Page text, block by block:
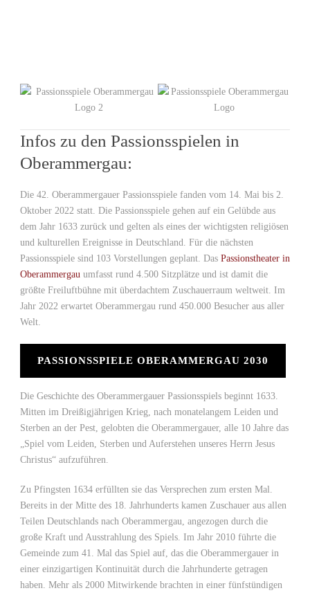
Infos zu den Passionsspielen in
Oberammergau:
Die 42. Oberammergauer Passionsspiele fanden vom 14. Mai bis 2.
Oktober 2022 statt. Die Passionsspiele gehen auf ein Gelübde aus
dem Jahr 1633 zurück und gelten als eines der wichtigsten religiösen
und kulturellen Ereignisse in Deutschland. Für die nächsten
Passionsspiele sind 103 Vorstellungen geplant. Das Passionstheater in
Oberammergau umfasst rund 4.500 Sitzplätze und ist damit die
größte Freiluftbühne mit überdachtem Zuschauerraum weltweit. Im
Jahr 2022 erwartet Oberammergau rund 450.000 Besucher aus aller
Welt.
PASSIONSSPIELE OBERAMMERGAU 2030
Die Geschichte des Oberammergauer Passionsspiels beginnt 1633.
Mitten im Dreißigjährigen Krieg, nach monatelangem Leiden und
Sterben an der Pest, gelobten die Oberammergauer, alle 10 Jahre das
„Spiel vom Leiden, Sterben und Auferstehen unseres Herrn Jesus
Christus“ aufzuführen.
Zu Pfingsten 1634 erfüllten sie das Versprechen zum ersten Mal.
Bereits in der Mitte des 18. Jahrhunderts kamen Zuschauer aus allen
Teilen Deutschlands nach Oberammergau, angezogen durch die
große Kraft und Ausstrahlung des Spiels. Im Jahr 2010 führte die
Gemeinde zum 41. Mal das Spiel auf, das die Oberammergauer in
einer einzigartigen Kontinuität durch die Jahrhunderte getragen
haben. Mehr als 2000 Mitwirkende brachten in einer fünfstündigen